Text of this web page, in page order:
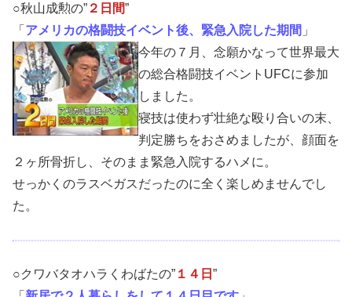
○秋山成勲の” ２日間”
「 アメリカの格闘技イベント後、緊急入院した期間 」
今年の７月、念願かなって世界最大
の総合格闘技イベントUFCに参加
しました。
寝技は使わず壮絶な殴り合いの末、
判定勝ちをおさめましたが、顔面を
２ヶ所骨折し、そのまま緊急入院するハメに。
せっかくのラスベガスだったのに全く楽しめませんでし
た。
○クワバタオハラくわばたの” １４日 ”